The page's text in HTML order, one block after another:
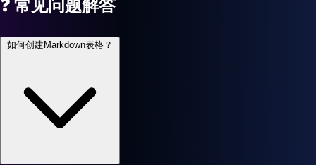
如何创建Markdown表格？